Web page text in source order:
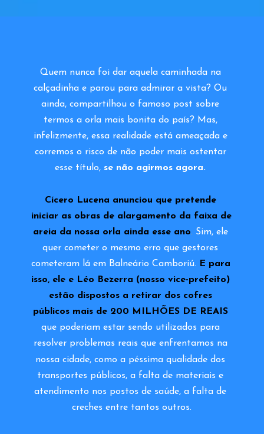
Quem nunca foi dar aquela caminhada na
calçadinha e parou para admirar a vista? Ou
ainda, compartilhou o famoso post sobre
termos a orla mais bonita do país? Mas,
infelizmente, essa realidade está ameaçada e
corremos o risco de não poder mais ostentar
esse título, se não agirmos agora.
Cícero Lucena anunciou que pretende
iniciar as obras de alargamento da faixa de
areia da nossa orla ainda esse ano. Sim, ele
quer cometer o mesmo erro que gestores
cometeram lá em Balneário Camboriú.
E para
isso, ele e Léo Bezerra (nosso vice-prefeito)
estão dispostos a retirar dos cofres
públicos mais de 200 MILHÕES DE REAIS
que poderiam estar sendo utilizados para
resolver problemas reais que enfrentamos na
nossa cidade, como a péssima qualidade dos
transportes públicos, a falta de materiais e
atendimento nos postos de saúde, a falta de
creches entre tantos outros.